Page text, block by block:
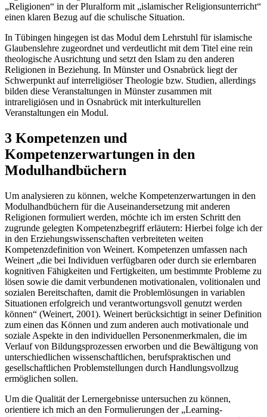
„Religionen“ in der Pluralform mit „islamischer Religionsunterricht“
einen klaren Bezug auf die schulische Situation.
In Tübingen hingegen ist das Modul dem Lehrstuhl für islamische
Glaubenslehre zugeordnet und verdeutlicht mit dem Titel eine rein
theologische Ausrichtung und setzt den Islam zu den anderen
Religionen in Beziehung. In Münster und Osnabrück liegt der
Schwerpunkt auf interreligiöser Theologie bzw. Studien, allerdings
bilden diese Veranstaltungen in Münster zusammen mit
intrareligiösen und in Osnabrück mit interkulturellen
Veranstaltungen ein Modul.
3 Kompetenzen und
Kompetenzerwartungen in den
Modulhandbüchern
Um analysieren zu können, welche Kompetenzerwartungen in den
Modulhandbüchern für die Auseinandersetzung mit anderen
Religionen formuliert werden, möchte ich im ersten Schritt den
zugrunde gelegten Kompetenzbegriff erläutern: Hierbei folge ich der
in den Erziehungswissenschaften verbreiteten weiten
Kompetenzdefinition von Weinert. Kompetenzen umfassen nach
Weinert „die bei Individuen verfügbaren oder durch sie erlernbaren
kognitiven Fähigkeiten und Fertigkeiten, um bestimmte Probleme zu
lösen sowie die damit verbundenen motivationalen, volitionalen und
sozialen Bereitschaften, damit die Problemlösungen in variablen
Situationen erfolgreich und verantwortungsvoll genutzt werden
können“ (Weinert, 2001). Weinert berücksichtigt in seiner Definition
zum einen das Können und zum anderen auch motivationale und
soziale Aspekte in den individuellen Personenmerkmalen, die im
Verlauf von Bildungsprozessen erworben und die Bewältigung von
unterschiedlichen wissenschaftlichen, berufspraktischen und
gesellschaftlichen Problemstellungen durch Handlungsvollzug
ermöglichen sollen.
Um die Qualität der Lernergebnisse untersuchen zu können,
orientiere ich mich an den Formulierungen der „Learning-